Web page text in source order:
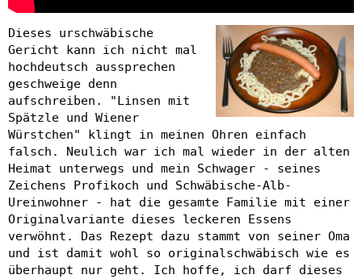
Dieses urschwäbische
Gericht kann ich nicht mal
hochdeutsch aussprechen
geschweige denn
aufschreiben. "Linsen mit
Spätzle und Wiener
Würstchen" klingt in meinen Ohren einfach
falsch. Neulich war ich mal wieder in der alten
Heimat unterwegs und mein Schwager - seines
Zeichens Profikoch und Schwäbische-Alb-
Ureinwohner - hat die gesamte Familie mit einer
Originalvariante dieses leckeren Essens
verwöhnt. Das Rezept dazu stammt von seiner Oma
und ist damit wohl so originalschwäbisch wie es
überhaupt nur geht. Ich hoffe, ich darf dieses